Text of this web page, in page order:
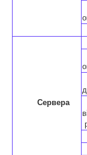
Сервера